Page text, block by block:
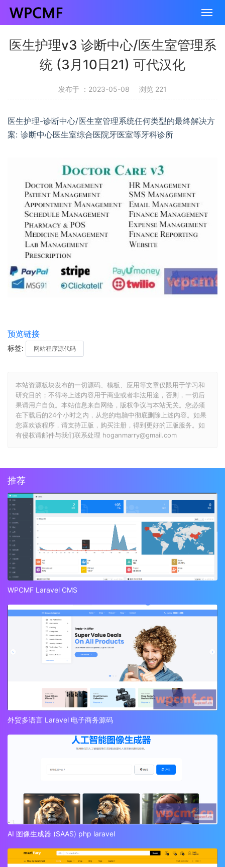
医生护理v3 诊断中心/医生室管理系
统 (3月10日21) 可代汉化
发布于 ：2023-05-08 浏览 221
医生护理-诊断中心/医生室管理系统任何类型的最终解决方
案: 诊断中心医生室综合医院牙医室等牙科诊所
预览链接
标签: 网站程序源代码
本站资源板块发布的一切源码、模板、应用等文章仅限用于学习和
研究目的；不得将上述内容用于商业或者非法用途，否则，一切后
果请用户自负。本站信息来自网络，版权争议与本站无关。您必须
在下载后的24个小时之内，从您的电脑中彻底删除上述内容。如果
您喜欢该程序，请支持正版，购买注册，得到更好的正版服务。如
有侵权请邮件与我们联系处理 hoganmarry@gmail.com
推荐
WPCMF Laravel CMS
外贸多语言 Laravel 电子商务源码
AI 图像生成器 (SAAS) php laravel